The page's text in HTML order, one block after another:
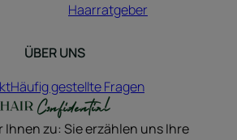
Haarratgeber
ÜBER UNS
Häufig gestellte Fragen
Ihnen zu: Sie erzählen uns Ihre